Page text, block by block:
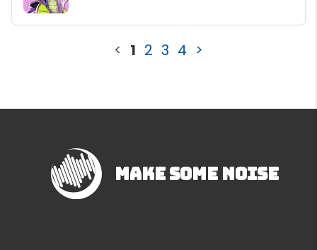
< 1 2 3 4 >
Make Some Noise